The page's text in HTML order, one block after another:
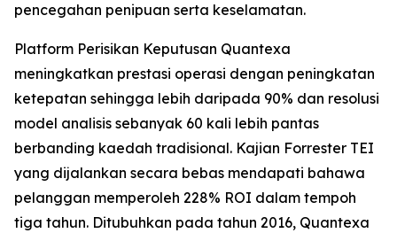
pencegahan penipuan serta keselamatan.
Platform Perisikan Keputusan Quantexa
meningkatkan prestasi operasi dengan peningkatan
ketepatan sehingga lebih daripada 90% dan resolusi
model analisis sebanyak 60 kali lebih pantas
berbanding kaedah tradisional. Kajian Forrester TEI
yang dijalankan secara bebas mendapati bahawa
pelanggan memperoleh 228% ROI dalam tempoh
tiga tahun. Ditubuhkan pada tahun 2016, Quantexa